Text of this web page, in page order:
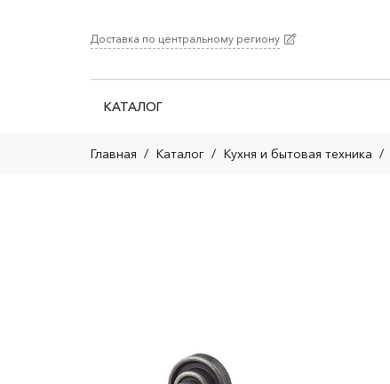
Доставка по центральному региону
КАТАЛОГ
Главная / Каталог / Кухня и бытовая техника /